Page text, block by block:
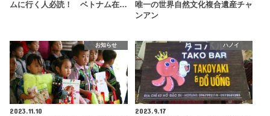
ムに行く人必読！ ベトナム在…
唯一の世界自然文化複合遺産チャ
ンアン
お知らせ
2023.11.10
ハノイ
2023.9.17